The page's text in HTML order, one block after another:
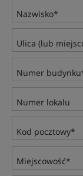
Nazwisko*
Ulica (lub
Numer
Numer lokalu
Kod pocztowy*
Miejscowość*